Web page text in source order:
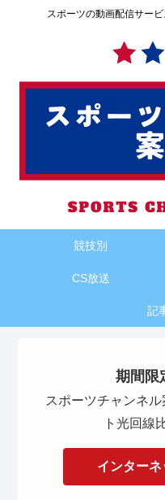
スポーツの動画配信サー
競技別
CS放送
記
期間限
スポーツチャンネ
ト光回線
インター